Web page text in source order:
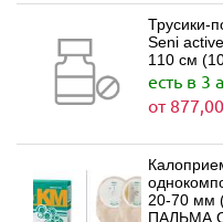
Трусики-
Seni
110 см
есть в 3
от
20-70 мм
ПАЛЬМА